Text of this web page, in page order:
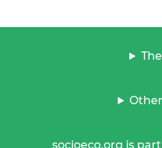
socioeco.org is